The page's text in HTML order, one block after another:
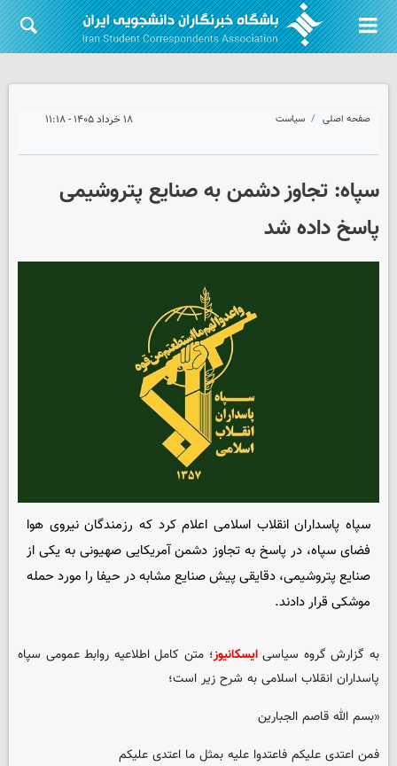
صفحه اصلی سیاست ۱۸ خرداد ۱۴۰۵ - ۱۱:۱۸
سپاه: تجاوز دشمن به صنایع پتروشیمی
پاسخ داده شد
سپاه پاسداران انقلاب اسلامی اعلام کرد که رزمندگان نیروی هوا
فضای سپاه، در پاسخ به تجاوز دشمن آمریکایی صهیونی به یکی از
صنایع پتروشیمی، دقایقی پیش صنایع مشابه در حیفا را مورد حمله
موشکی قرار دادند.
به گزارش گروه سیاسیایسکانیوز؛ متن کامل اطلاعیه روابط عمومی سپاه
پاسداران انقلاب اسلامی به شرح زیر است؛
«بسم الله قاصم الجبارین
فمن اعتدی علیکم فاعتدوا علیه بمثل ما اعتدی علیکم